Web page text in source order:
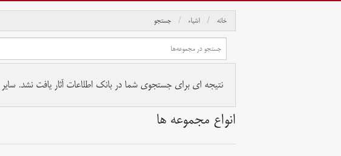
خانه اشیاء جستجو
نتیجه ای برای جستجوی شما در بانک اطلاعات آثار یافت نشد.
انواع مجموعه ها